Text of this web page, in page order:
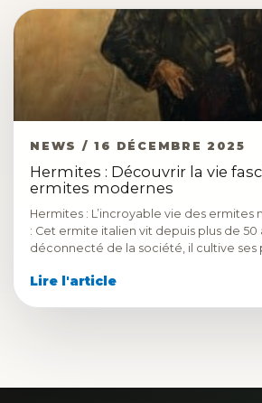
NEWS / 16 DÉCEMBRE 2025
Hermites : Découvrir la vie
ermites modernes
Hermites : L’incroyable vie des ermites
: Cet ermite italien vit depuis plus de 50
déconnecté de la société, il cultive ses
Lire l'article